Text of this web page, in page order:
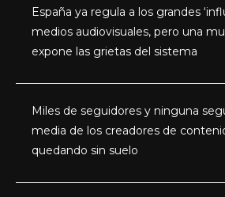
España ya regula a los grandes
medios audiovisuales, pero una
expone las grietas del sistema
Miles de seguidores y ninguna
media de los creadores de
quedando sin suelo